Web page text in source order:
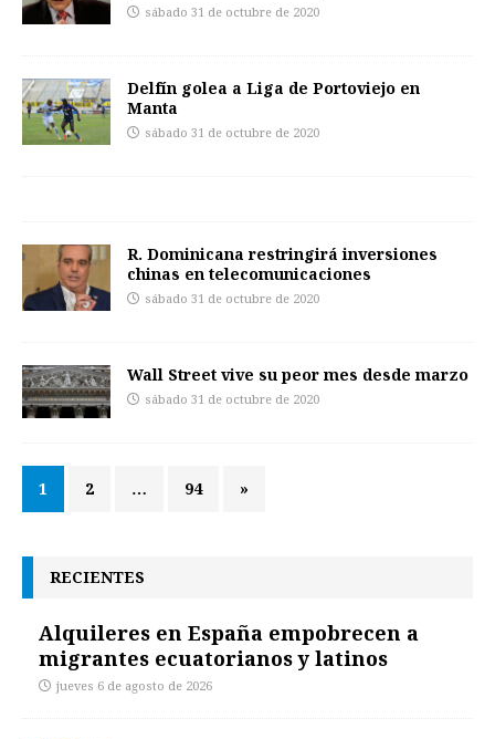
sábado 31 de octubre de 2020
Delfín golea a Liga de Portoviejo en
Manta
sábado 31 de octubre de 2020
R. Dominicana restringirá inversiones
chinas en telecomunicaciones
sábado 31 de octubre de 2020
Wall Street vive su peor mes desde marzo
sábado 31 de octubre de 2020
1 2 … 94 »
RECIENTES
Alquileres en España empobrecen a
migrantes ecuatorianos y latinos
jueves 6 de agosto de 2026